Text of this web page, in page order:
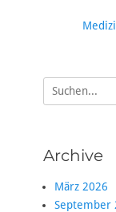
Nächster
Suche
nach:
Archive
März 2026
September